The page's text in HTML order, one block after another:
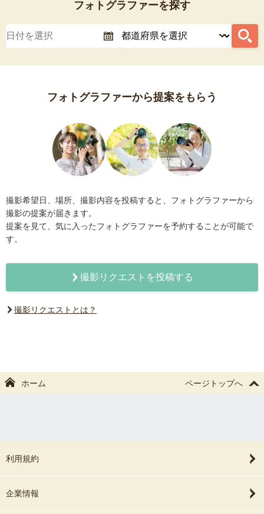
フォトグラファーを探す
フォトグラファーから提案をもらう
撮影希望日、場所、撮影内容を投稿すると、フォトグラファーから
撮影の提案が届きます。
提案を見て、気に入ったフォトグラファーを予約することが可能で
す。
撮影リクエストを投稿する
撮影リクエストとは？
ホーム ページトップへ
利用規約
企業情報